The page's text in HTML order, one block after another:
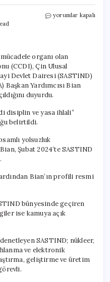
Çin’de
yolsuzluk
soruşturması
daha
için
yorumlar kapalı
organı olan
(CCDI), Çin Ulusal
Devlet Dairesi (SASTIND)
Başkan Yardımcısı Bian
duyurdu.
disiplin ve yasa ihlali”
belirtildi.
yolsuzluk
Şubat 2024’te SASTIND
Bian’ın profili resmi
bünyesinde geçiren
ise kamuya açık
SASTIND; nükleer,
ve elektronik
geliştirme ve üretim